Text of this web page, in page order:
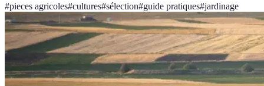
#pieces agricoles#cultures#sélection#guide pratiques#jardinage